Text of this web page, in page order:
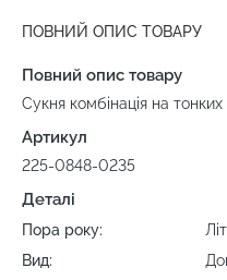
ПОВНИЙ ОПИС ТОВАРУ
Повний опис товару
Сукня комбінація на
Артикул
225-0848-0235
Деталі
Пора року:
Вид: